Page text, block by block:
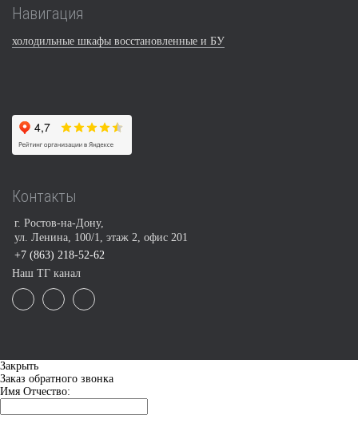
Навигация
холодильные шкафы восстановленные и БУ
Контакты
г. Ростов-на-Дону,
ул. Ленина, 100/1, этаж 2, офис 201
+7 (863) 218-52-62
Наш ТГ канал
Закрыть
Заказ обратного звонка
Имя Отчество: